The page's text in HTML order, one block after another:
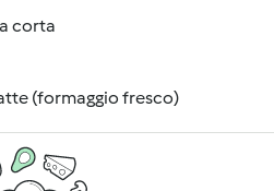
corta
(formaggio fresco)